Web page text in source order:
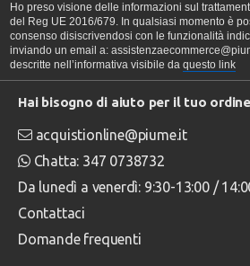
Ho preso visione delle informazioni sul
del Reg UE 2016/679. In qualsiasi momento è
consenso disiscrivendosi con le funzionalità
inviando un email a:
descritte nell’informativa visibile da questo link
Hai bisogno di aiuto per il tuo
acquistionline@piume.it
Chatta: 347 0738732
Da lunedì a venerdì: 9:30-13:00 /
Contattaci
Domande frequenti